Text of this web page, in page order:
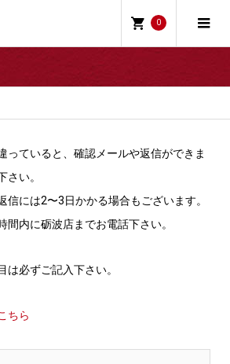
0
っていると、確認メールや返信ができま
さい。
信には2〜3日かかる場合もございます。
間内に砺波店までお電話下さい。
は必ずご記入下さい。
ちら